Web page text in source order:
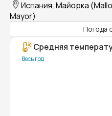
Испания, Майорка
Mayor)
Погода
Средняя
Весь год